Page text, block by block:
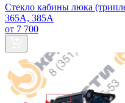
Стекло кабины люка
365А, 385А
от 7 700